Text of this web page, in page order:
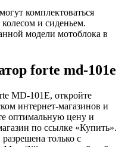
комплектоваться
и сиденьем.
модели мотоблока в
forte md-101e
MD-101E, откройте
интернет-магазинов и
оптимальную цену и
по ссылке «Купить».
только с